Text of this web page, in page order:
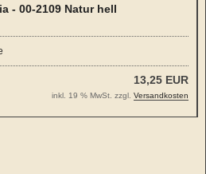
- 00-2109 Natur hell
13,25 EUR
inkl. 19 % MwSt. zzgl. Versandkosten